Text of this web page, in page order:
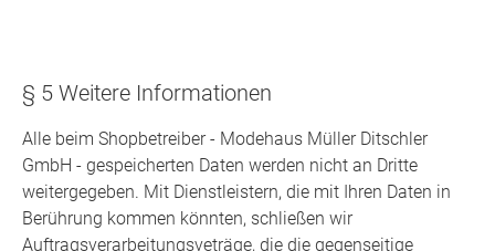
§ 5 Weitere Informationen
Alle beim Shopbetreiber - Modehaus Müller Ditschler
GmbH - gespeicherten Daten werden nicht an Dritte
weitergegeben. Mit Dienstleistern, die mit Ihren Daten in
Berührung kommen könnten, schließen wir
Auftragsverarbeitungsveträge, die die gegenseitige